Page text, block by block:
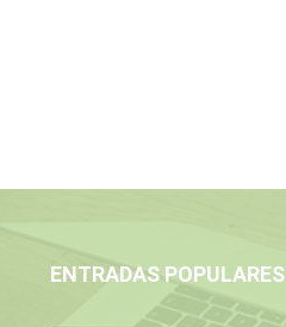
ENTRADAS POPULARES